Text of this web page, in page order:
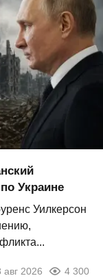
Украине
Уилкерсон
авг 2026 4 300